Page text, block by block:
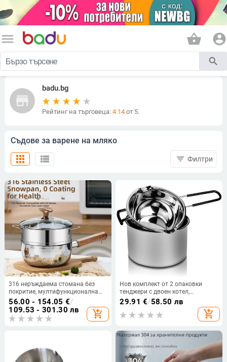
menu shopping_basket account_circle
search
store
badu.bg
Рейтинг на търговеца: 4.14от 5.
Съдове за варене на мляко
view_list
apps filter_list Филтри
316 неръждаема стомана без
покритие, мултифункционална
тенджера за мляко, супа и детска
храна, за нудли, кухненска, с
прозрачен капак
56.00 - 154.05 €/
109.53 - 301.30 лв
add_shopping_cart
Нов комплект от 2 опаковки
тенджери с двоен котел,
тенджера от неръждаема
стомана за топене на шоколад,
сапун, восъчни свещи, 600 мл и
29.91 €/58.50 лв
add_shopping_cart